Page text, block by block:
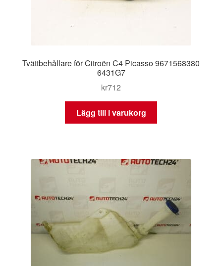
Tvättbehållare för Citroën C4 Picasso 9671568380
6431G7
kr712
Lägg till i varukorg